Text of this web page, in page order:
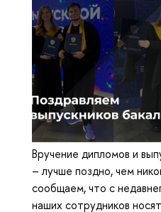
Вручение дипломов и
– лучше поздно, чем
сообщаем, что с
наших сотрудников